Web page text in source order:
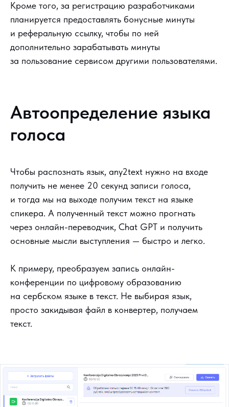
Кроме того, за регистрацию разработчиками
планируется предоставлять бонусные минуты
и реферальную ссылку, чтобы по ней
дополнительно зарабатывать минуты
за пользование сервисом другими пользователями.
Автоопределение языка
голоса
Чтобы распознать язык, any2text нужно на входе
получить не менее 20 секунд записи голоса,
и тогда мы на выходе получим текст на языке
спикера. А полученный текст можно прогнать
через онлайн-переводчик, Chat GPT и получить
основные мысли выступления — быстро и легко.
К примеру, преобразуем запись онлайн-
конференции по цифровому образованию
на сербском языке в текст. Не выбирая язык,
просто закидывая файл в конвертер, получаем
текст.